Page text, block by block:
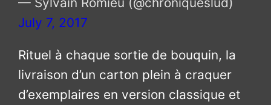
July 7, 2017
Rituel à chaque sortie de bouquin, la
livraison d’un carton plein à craquer
d’exemplaires en version classique et